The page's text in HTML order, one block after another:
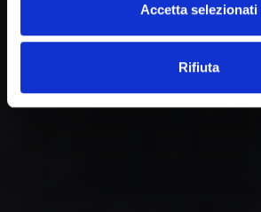
Accetta selezionati
Rifiuta